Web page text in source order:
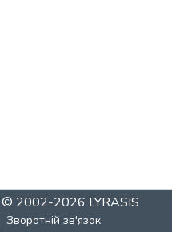
© 2002-2026 LYRASIS
Зворотній зв'язок